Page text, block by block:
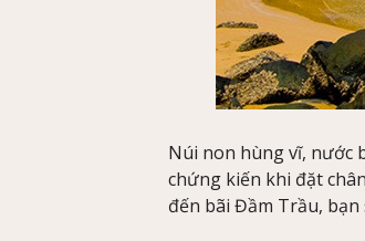
Núi non hùng vĩ, nước
chứng kiến khi đặt
đến bãi Đầm Trầu,